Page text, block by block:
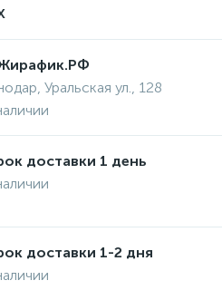
Уральская ул., 128
доставки 1 день
доставки 1-2 дня